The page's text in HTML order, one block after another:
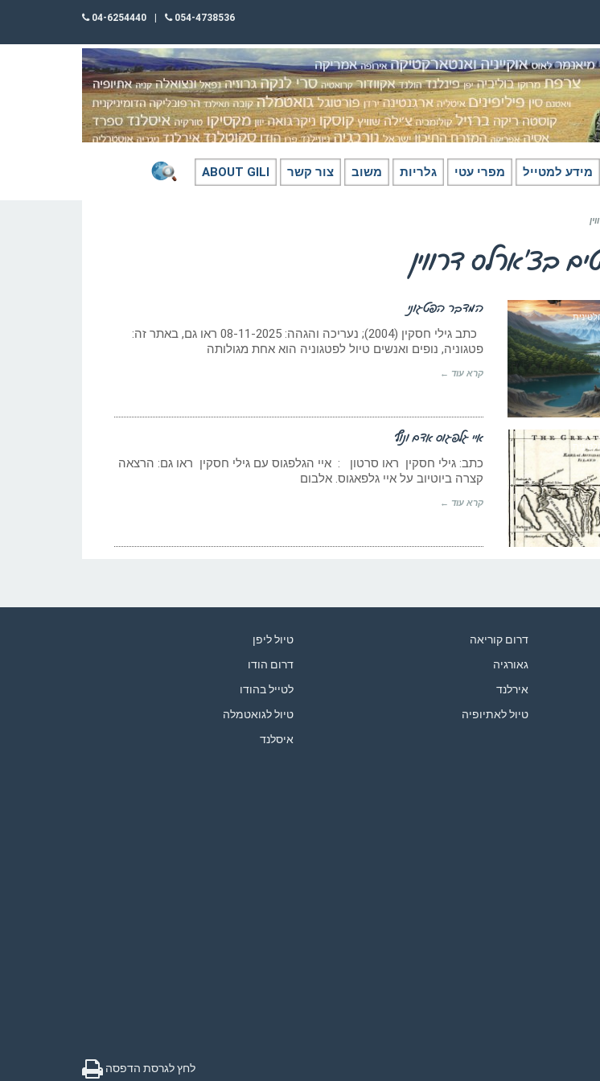
054-4738536
04-6254440
מידע למטייל מפרי עטי גלריות משוב צור קשר ABOUT GILI
בצ’ארלס דרווין
המדבר הפטגוני
כתב גילי חסקין (2004); נעריכה והגהה: 08-11-2025 ראו גם, באתר זה:
פטגוניה, נופים ואנשים טיול לפטגוניה הוא אחת מגולותה
קרא עוד ←
איי גלפגוס אדם ונוף
כתב: גילי חסקין ראו סרטון : איי הגלפגוס עם גילי חסקין ראו גם: הרצאה
קצרה ביוטיוב על איי גלפאגוס. אלבום
קרא עוד ←
דרום קוריאה
גאורגיה
אירלנד
טיול לאתיופיה
טיול ליפן
דרום הודו
לטייל בהודו
טיול לגואטמלה
איסלנד
לחץ לגרסת הדפסה